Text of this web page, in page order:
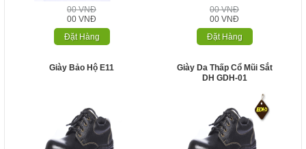
00 VNĐ
00 VNĐ
Đặt Hàng
00 VNĐ
00 VNĐ
Đặt Hàng
Giày Bảo Hộ E11
Giày Da Thấp Cổ Mũi Sắt
DH GDH-01